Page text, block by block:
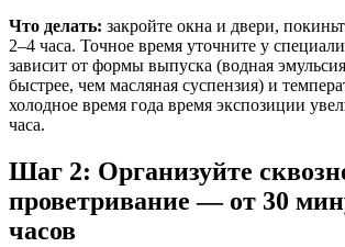
Что делать: закройте окна и двери,
2–4 часа. Точное время уточните у
зависит от формы выпуска (водная
быстрее, чем масляная суспензия) и
холодное время года время экспозиции
часа.
Шаг 2: Организуйте
проветривание — от 30
часов